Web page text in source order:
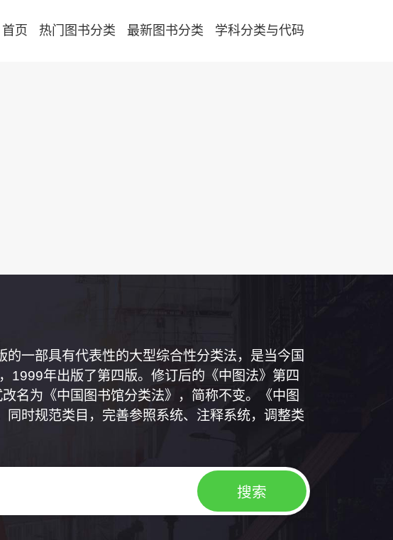
首页 热门图书分类 最新图书分类 学科分类与代码
一部具有代表性的大型综合性分类法，是当今国
1999年出版了第四版。修订后的《中图法》第四
名为《中国图书馆分类法》，简称不变。《中图
时规范类目，完善参照系统、注释系统，调整类